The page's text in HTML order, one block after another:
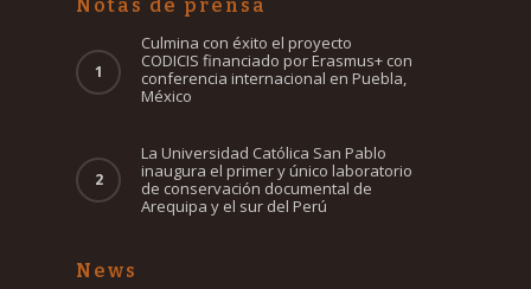
Notas de prensa
Culmina con éxito el proyecto
CODICIS financiado por Erasmus+ con
conferencia internacional en Puebla,
México
La Universidad Católica San Pablo
inaugura el primer y único laboratorio
de conservación documental de
Arequipa y el sur del Perú
News